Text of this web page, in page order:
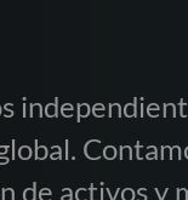
de activos y